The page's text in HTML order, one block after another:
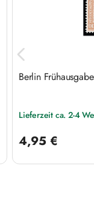
Berlin
Lieferzeit ca. 2-4
4,95 €